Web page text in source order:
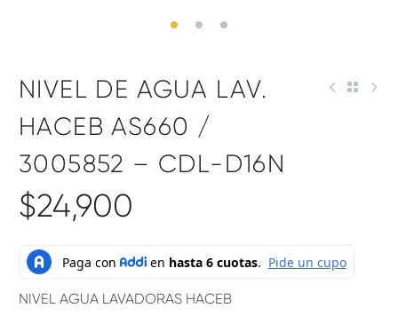
NIVEL DE AGUA LAV.
HACEB AS660 /
3005852 – CDL-D16N
$24,900
NIVEL AGUA LAVADORAS HACEB